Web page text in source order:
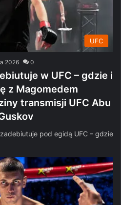
UFC
2026 0
w UFC – gdzie i
z Magomedem
transmisji UFC Abu
pod egidą UFC – gdzie